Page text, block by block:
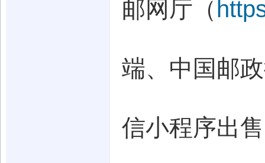
邮网厅（
端、中国邮
信小程序出